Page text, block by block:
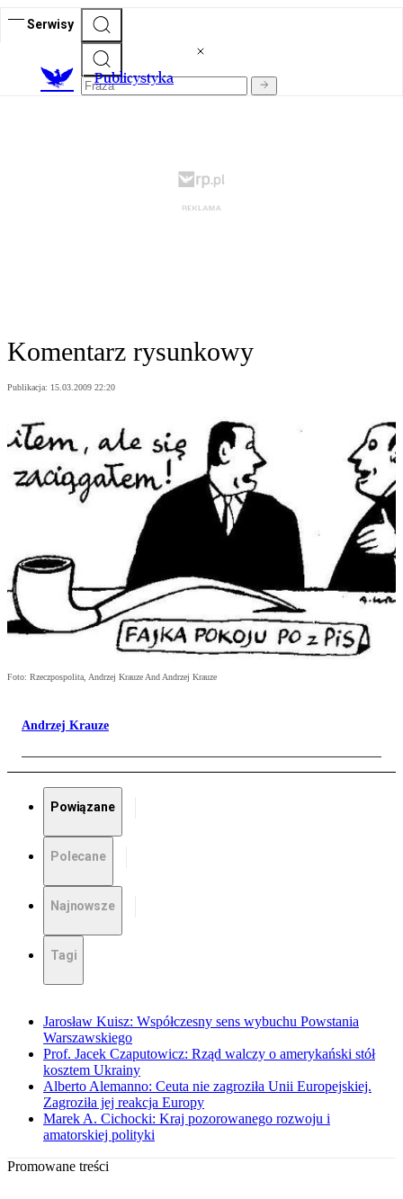
Serwisy
Publicystyka
Komentarz rysunkowy
Publikacja: 15.03.2009 22:20
Foto: Rzeczpospolita, Andrzej Krauze And Andrzej Krauze
Andrzej Krauze
Powiązane
Polecane
Najnowsze
Tagi
Jarosław Kuisz: Współczesny sens wybuchu Powstania
Warszawskiego
Prof. Jacek Czaputowicz: Rząd walczy o amerykański stół
kosztem Ukrainy
Alberto Alemanno: Ceuta nie zagroziła Unii Europejskiej.
Zagroziła jej reakcja Europy
Marek A. Cichocki: Kraj pozorowanego rozwoju i
amatorskiej polityki
Promowane treści